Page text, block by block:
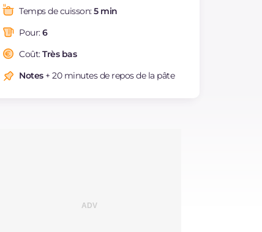
Graisses
saturés
Fibre
Sodium
Temps de cuisson:5 min
Pour:6
Coût:Très bas
Notes+ 20 minutes de repos de la pâte